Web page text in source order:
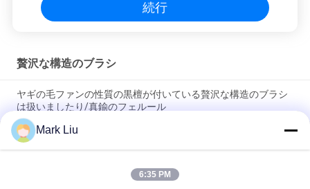
続行
贅沢な構造のブラシ
ヤギの毛ファンの性質の黒檀が付いている贅沢な構造のブラシ
は扱いましたり/真鍮のフェルール
柔らかく、密な焦茶XGFのヤギの毛を驚かせることの贅沢な斜
めの粉の構造のブラシ
超デラックスな性質のクロテンの毛を搭載する贅沢な芸術家の
Mark Liu
6:35 PM